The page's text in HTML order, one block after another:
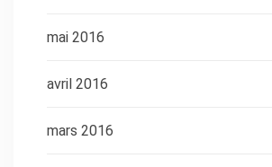
mai 2016
avril 2016
mars 2016